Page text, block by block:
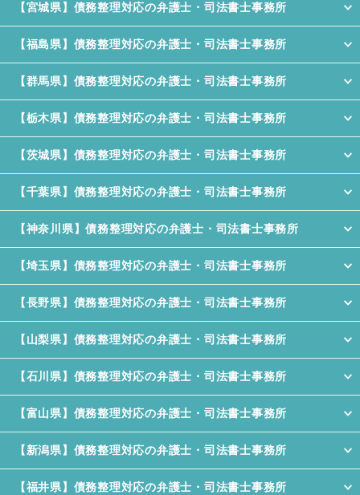
【宮城県】債務整理対応の弁護士・司法書士事務所
【福島県】債務整理対応の弁護士・司法書士事務所
【群馬県】債務整理対応の弁護士・司法書士事務所
【栃木県】債務整理対応の弁護士・司法書士事務所
【茨城県】債務整理対応の弁護士・司法書士事務所
【千葉県】債務整理対応の弁護士・司法書士事務所
【神奈川県】債務整理対応の弁護士・司法書士事務所
【埼玉県】債務整理対応の弁護士・司法書士事務所
【長野県】債務整理対応の弁護士・司法書士事務所
【山梨県】債務整理対応の弁護士・司法書士事務所
【石川県】債務整理対応の弁護士・司法書士事務所
【富山県】債務整理対応の弁護士・司法書士事務所
【新潟県】債務整理対応の弁護士・司法書士事務所
【福井県】債務整理対応の弁護士・司法書士事務所